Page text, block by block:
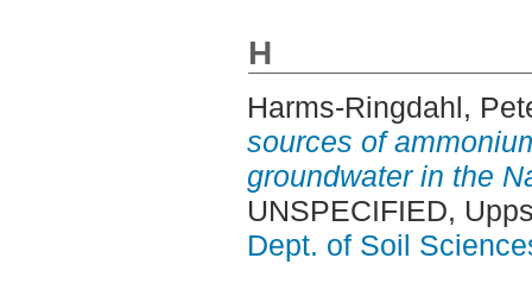
H
Harms-Ringdahl,
sources of
groundwater in the
UNSPECIFIED,
Dept. of Soil